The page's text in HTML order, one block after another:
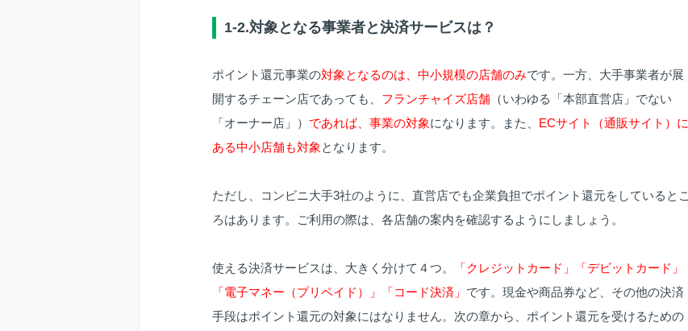
1-2.対象となる事業者と決済サービスは？
ポイント還元事業の対象となるのは、中小規模の店舗のみです。一方、大手事業者が展
開するチェーン店であっても、 フランチャイズ店舗 （いわゆる「本部直営店」でない
「オーナー店」） であれば、事業の対象になります。また、 ECサイト（通販サイト）に
ある中小店舗も対象 となります。
ただし、コンビニ大手3社のように、直営店でも企業負担でポイント還元をしているとこ
ろはあります。ご利用の際は、各店舗の案内を確認するようにしましょう。
使える決済サービスは、大きく分けて４つ。
「クレジットカード」「デビットカード」
「電子マネー（プリペイド）」「コード決済」 です。現金や商品券など、その他の決済
手段はポイント還元の対象にはなりません。次の章から、ポイント還元を受けるための